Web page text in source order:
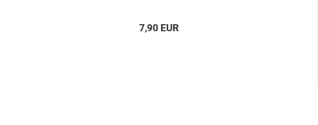
7,90 EUR